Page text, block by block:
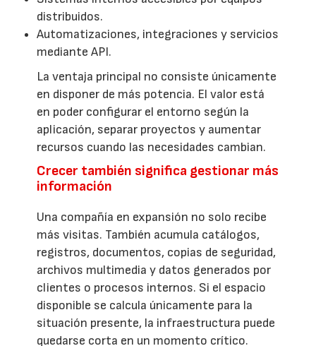
distribuidos.
Automatizaciones, integraciones y servicios
mediante API.
La ventaja principal no consiste únicamente
en disponer de más potencia. El valor está
en poder configurar el entorno según la
aplicación, separar proyectos y aumentar
recursos cuando las necesidades cambian.
Crecer también significa gestionar más
información
Una compañía en expansión no solo recibe
más visitas. También acumula catálogos,
registros, documentos, copias de seguridad,
archivos multimedia y datos generados por
clientes o procesos internos. Si el espacio
disponible se calcula únicamente para la
situación presente, la infraestructura puede
quedarse corta en un momento crítico.